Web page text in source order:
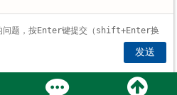
上一条：小型场地能用吗？富泰江苏花生秸秆揉丝机安装与操作教程
下一条：养殖用揉丝机有补贴吗？江苏花生秸秆处理设备政策
发送